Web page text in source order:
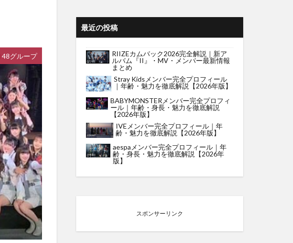
48グループ
最近の投稿
RIIZEカムバック2026完全解説｜新ア
ルバム『II』・MV・メンバー最新情報
まとめ
Stray Kidsメンバー完全プロフィール
｜年齢・魅力を徹底解説【2026年版】
BABYMONSTERメンバー完全プロフィ
ール｜年齢・身長・魅力を徹底解説
【2026年版】
IVEメンバー完全プロフィール｜年
齢・魅力を徹底解説【2026年版】
aespaメンバー完全プロフィール｜年
齢・身長・魅力を徹底解説【2026年
版】
スポンサーリンク